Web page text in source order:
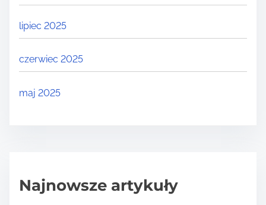
lipiec 2025
czerwiec 2025
maj 2025
Najnowsze artykuły